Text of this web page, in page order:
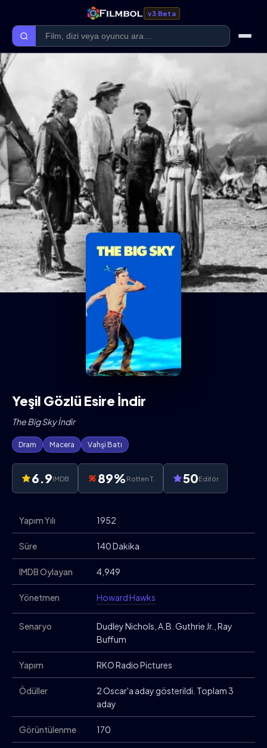
v3 Beta
Kategoriler
Kaliteler
Film Kategorileri
Dizi Kategorileri
Yeşil Gözlü Esire İndir
The Big Sky İndir
Dram Macera Vahşi Batı
6.9IMDB 89%Rotten T. 50Editör
Yapım Yılı 1952
Süre 140 Dakika
IMDB Oylayan 4,949
Yönetmen Howard Hawks
Senaryo
Dudley Nichols, A.B. Guthrie Jr., Ray
Buffum
Yapım RKO Radio Pictures
Ödüller
2 Oscar'a aday gösterildi. Toplam 3
aday
Görüntülenme 170